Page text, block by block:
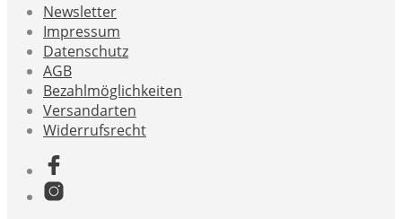
Newsletter
Impressum
Datenschutz
AGB
Bezahlmöglichkeiten
Versandarten
Widerrufsrecht